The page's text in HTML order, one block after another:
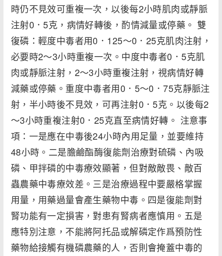
時仍不見效可重複一次，以後每2小時肌肉或靜脈
注射0．5克，病情好轉後，酌情減量或停藥。 雙
復磷：輕度中毒者用0．125～0．25克肌肉注射，
必要時2～3小時重複一次。中度中毒者0．5克肌
肉或靜脈注射，2～3小時重複注射，視病情好轉
減藥或停藥。重度中毒者用0．5～0．75克靜脈注
射，半小時後不見效，可再注射0．5克。以後每2
～3小時重複注射0．25克直至病情好轉。 注意事
項：一是應在中毒後24小時內用足量，並要維持
48小時。二是膽鹼酯酶復能劑治療對硫磷、內吸
磷、甲拌磷的中毒療效顯著，但對敵敵畏、敵百
蟲農藥中毒療效差。三是治療過程中要嚴格掌握
用量，用藥過量會產生藥物中毒。四是復能劑對
腎功能有一定損害，對患有腎病者應慎用。五是
應特別注意，不能將阿托品或解磷定作爲預防性
藥物給接觸有機磷農藥的人，否則會掩蓋中毒的